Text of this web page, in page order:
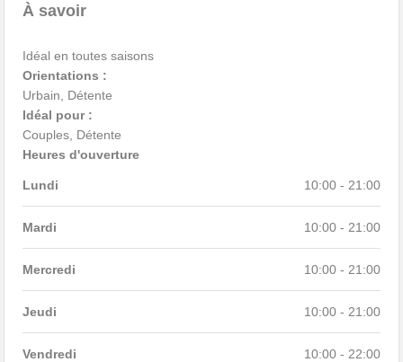
À savoir
Idéal en toutes saisons
Orientations :
Urbain, Détente
Idéal pour :
Couples, Détente
Heures d'ouverture
Lundi 10:00 - 21:00
Mardi 10:00 - 21:00
Mercredi 10:00 - 21:00
Jeudi 10:00 - 21:00
Vendredi 10:00 - 22:00